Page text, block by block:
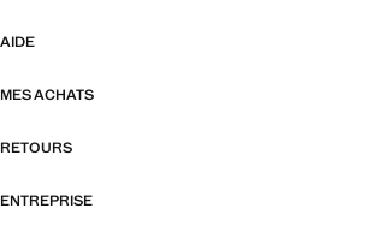
AIDE
MES ACHATS
RETOURS
ENTREPRISE